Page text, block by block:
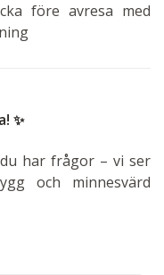
före avresa med
✨
har frågor – vi ser
och minnesvärd